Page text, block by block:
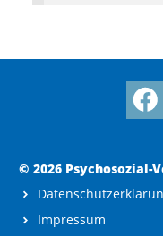
© 2026 Psychosozial-
Impressum